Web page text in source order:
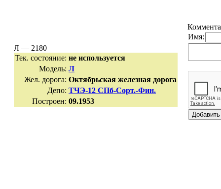
Л — 2180
Тек. состояние: не используется
Модель: Л
Жел. дорога: Октябрьская железная дорога
Депо: ТЧЭ-12 СПб-Сорт.-Фин.
Построен: 09.1953
Имя: